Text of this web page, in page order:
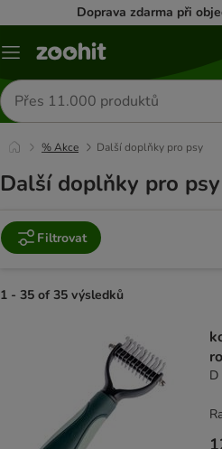
Doprava zdarma při
Menu
Hledat
produkty
% Akce Další doplňky pro psy
Další doplňky pro psy
Filtrovat
1 - 35 of 35 výsledků
D